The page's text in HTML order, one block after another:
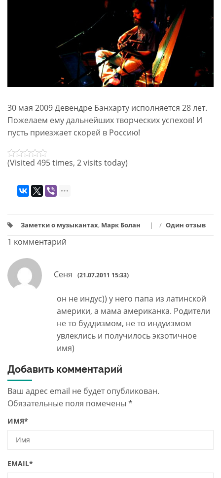
30 мая 2009 Девендре Банхарту исполняется 28 лет.
Пожелаем ему дальнейших творческих успехов! И
пусть приезжает скорей в Россию!
(Visited 495 times, 2 visits today)
Заметки о музыкантах, Марк Болан / Один отзыв
1 комментарий
Сеня (21.07.2011 15:33)
он не индус)) у него папа из латинской
америки, а мама американка. Родители
не то буддизмом, не то индуизмом
увлеклись и получилось экзотичное
имя)
Добавить комментарий
Ваш адрес email не будет опубликован.
Обязательные поля помечены *
ИМЯ*
EMAIL*